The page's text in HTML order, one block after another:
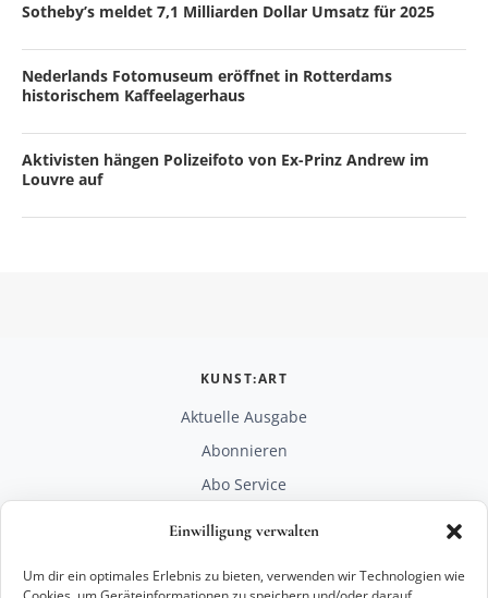
Einwilligung verwalten
Um dir ein optimales Erlebnis zu bieten, verwenden wir Technologien wie
Sotheby’s meldet 7,1 Milliarden Dollar Umsatz für 2025
Nederlands Fotomuseum eröffnet in Rotterdams
historischem Kaffeelagerhaus
Aktivisten hängen Polizeifoto von Ex-Prinz Andrew im
Louvre auf
KUNST:ART
Aktuelle Ausgabe
Abonnieren
Abo Service
RECHTLICHES